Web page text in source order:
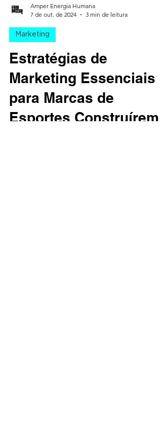
7 de out. de 2024
Marketing
Estratégias de
Marketing Essenciais
para Marcas de